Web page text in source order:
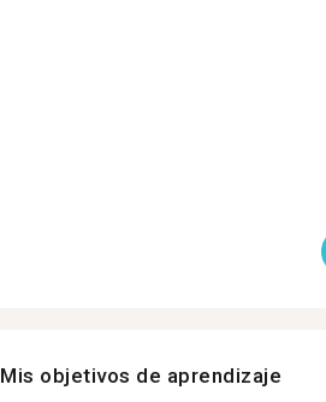
Mis objetivos de aprendizaje